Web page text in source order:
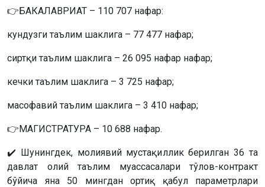
👉БАКАЛАВРИАТ – 110 707 нафар:
кундузги таълим шаклига – 77 477 нафар;
сиртқи таълим шаклига – 26 095 нафар нафар;
кечки таълим шаклига – 3 725 нафар;
масофавий таълим шаклига – 3 410 нафар;
👉МАГИСТРАТУРА – 10 688 нафар.
✔️ Шунингдек, молиявий мустақиллик берилган 36 та
давлат олий таълим муассасалари тўлов-контракт
бўйича яна 50 мингдан ортиқ қабул параметрлари